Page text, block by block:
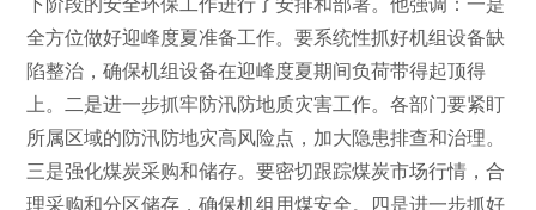
下阶段的安全环保工作进行了安排和部署。他强调：一是
全方位做好迎峰度夏准备工作。要系统性抓好机组设备缺
陷整治，确保机组设备在迎峰度夏期间负荷带得起顶得
上。二是进一步抓牢防汛防地质灾害工作。各部门要紧盯
所属区域的防汛防地灾高风险点，加大隐患排查和治理。
三是强化煤炭采购和储存。要密切跟踪煤炭市场行情，合
理采购和分区储存，确保机组用煤安全。四是进一步抓好